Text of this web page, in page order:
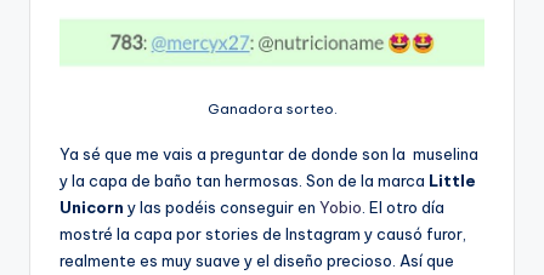
Ganadora sorteo.
Ya sé que me vais a preguntar de donde son la muselina
y la capa de baño tan hermosas. Son de la marca Little
Unicorn y las podéis conseguir en Yobio . El otro día
mostré la capa por stories de Instagram y causó furor,
realmente es muy suave y el diseño precioso. Así que